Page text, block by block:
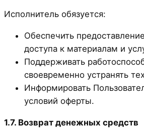
Исполнитель обязуется:
Обеспечить
доступа к материалам и
Поддерживать
своевременно устранять
Информировать
условий оферты.
1.7. Возврат денежных средств